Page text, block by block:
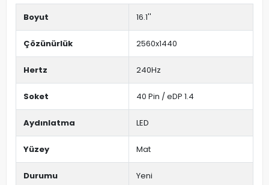
Boyut 16.1''
Çözünürlük 2560x1440
Hertz 240Hz
Soket 40 Pin / eDP 1.4
Aydınlatma LED
Yüzey Mat
Durumu Yeni